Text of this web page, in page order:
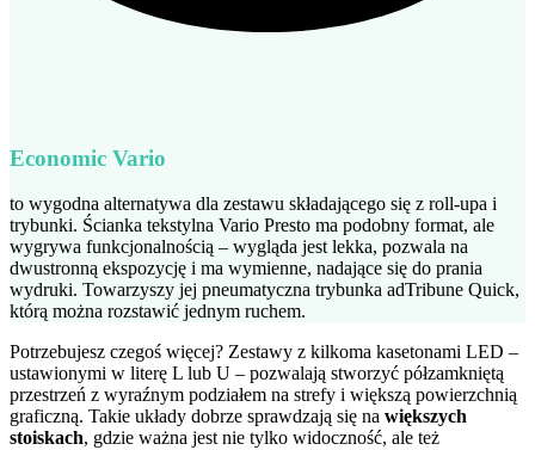
Economic Vario
to wygodna alternatywa dla zestawu składającego się z roll-upa i
trybunki. Ścianka tekstylna Vario Presto ma podobny format, ale
wygrywa funkcjonalnością – wygląda jest lekka, pozwala na
dwustronną ekspozycję i ma wymienne, nadające się do prania
wydruki. Towarzyszy jej pneumatyczna trybunka adTribune Quick,
którą można rozstawić jednym ruchem.
Potrzebujesz czegoś więcej? Zestawy z kilkoma kasetonami LED –
ustawionymi w literę L lub U – pozwalają stworzyć półzamkniętą
przestrzeń z wyraźnym podziałem na strefy i większą powierzchnią
graficzną. Takie układy dobrze sprawdzają się na większych
stoiskach, gdzie ważna jest nie tylko widoczność, ale też